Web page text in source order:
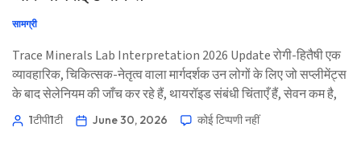
सामग्री
Trace Minerals Lab Interpretation 2026 Update रोगी-हितैषी एक
व्यावहारिक, चिकित्सक-नेतृत्व वाला मार्गदर्शक उन लोगों के लिए जो सप्लीमेंट्स
के बाद सेलेनियम की जाँच कर रहे हैं, थायरॉइड संबंधी चिंताएँ हैं, सेवन कम है,
आंत की बीमारी है, गर्भावस्था है, या संभावित विषाक्तता की आशंका है। 📖
1टीपी1टी June 30, 2026 कोई टिप्पणी नहीं